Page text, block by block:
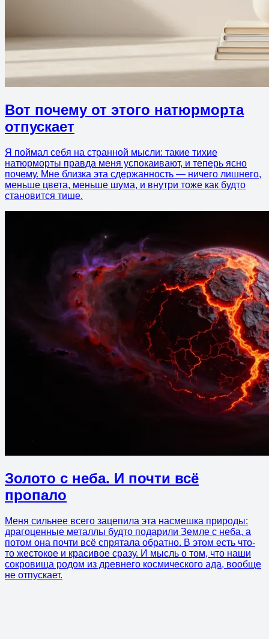
Вот почему от этого натюрморта
отпускает
Я поймал себя на странной мысли: такие тихие
натюрморты правда меня успокаивают, и теперь ясно
почему. Мне близка эта сдержанность — ничего лишнего,
меньше цвета, меньше шума, и внутри тоже как будто
становится тише.
Золото с неба. И почти всё
пропало
Меня сильнее всего зацепила эта насмешка природы:
драгоценные металлы будто подарили Земле с неба, а
потом она почти всё спрятала обратно. В этом есть что-
то жестокое и красивое сразу. И мысль о том, что наши
сокровища родом из древнего космического ада, вообще
не отпускает.